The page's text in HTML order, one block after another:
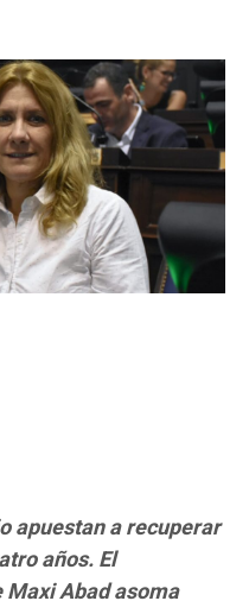
apuestan a recuperar
años. El
Abad asoma